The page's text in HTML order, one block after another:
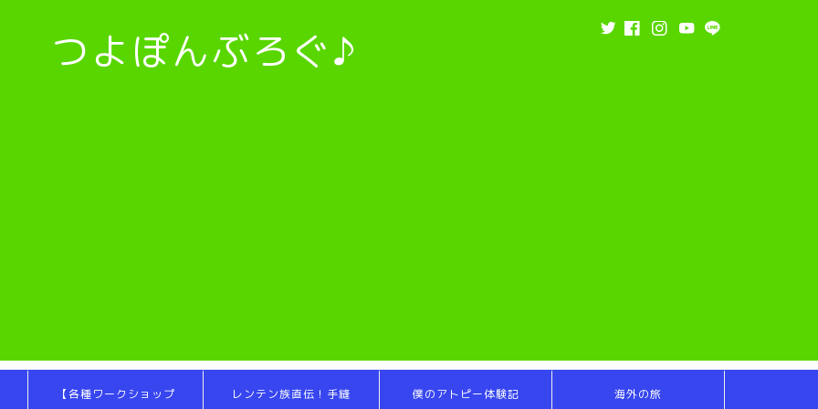
つよぽんぶろぐ♪
【各種ワークショップ
レンテン族直伝！手縫
僕のアトピー体験記 海外の旅